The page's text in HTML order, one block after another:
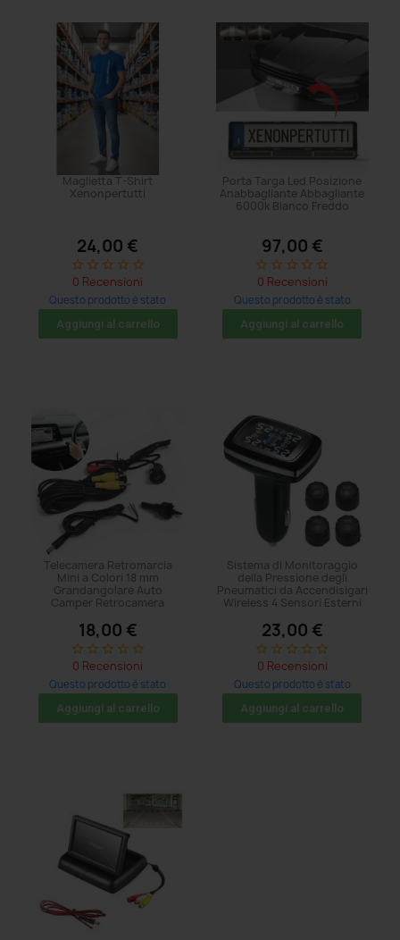
Maglietta T-Shirt
Xenonpertutti
24,00 €
star_border star_border star_border star_border star_border
0 Recensioni
Questo prodotto è stato
acquistato: 20 volte
Aggiungi al carrello
Porta Targa Led Posizione
Anabbagliante Abbagliante
6000k Bianco Freddo
97,00 €
star_border star_border star_border star_border star_border
0 Recensioni
Questo prodotto è stato
acquistato: 5 volte
Aggiungi al carrello
Telecamera Retromarcia
Mini a Colori 18 mm
Grandangolare Auto
Camper Retrocamera
18,00 €
star_border star_border star_border star_border star_border
0 Recensioni
Questo prodotto è stato
acquistato: 5 volte
Aggiungi al carrello
Sistema di Monitoraggio
della Pressione degli
Pneumatici da Accendisigari
Wireless 4 Sensori Esterni
23,00 €
star_border star_border star_border star_border star_border
0 Recensioni
Questo prodotto è stato
acquistato: 8 volte
Aggiungi al carrello